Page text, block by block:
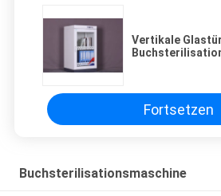
Vertikale
Fortsetzen
Buchsterilisationsmaschine